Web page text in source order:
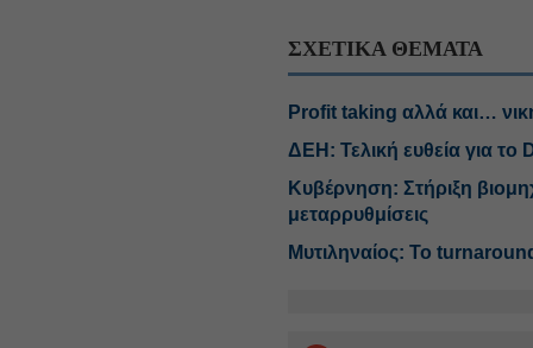
ΣΧΕΤΙΚΑ ΘΕΜΑΤΑ
Profit taking αλλά και…
ΔΕΗ: Τελική ευθεία για το
Κυβέρνηση: Στήριξη
μεταρρυθμίσεις
Μυτιληναίος: Το